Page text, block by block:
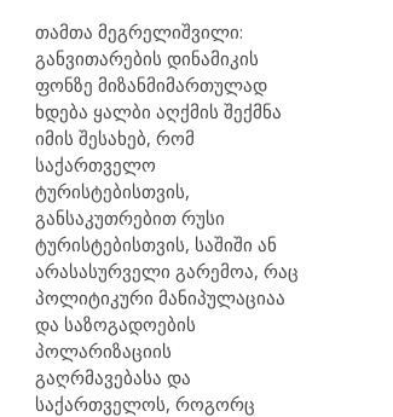
თამთა მეგრელიშვილი:
განვითარების დინამიკის
ფონზე მიზანმიმართულად
ხდება ყალბი აღქმის შექმნა
იმის შესახებ, რომ
საქართველო
ტურისტებისთვის,
განსაკუთრებით რუსი
ტურისტებისთვის, საშიში ან
არასასურველი გარემოა, რაც
პოლიტიკური მანიპულაციაა
და საზოგადოების
პოლარიზაციის
გაღრმავებასა და
საქართველოს, როგორც